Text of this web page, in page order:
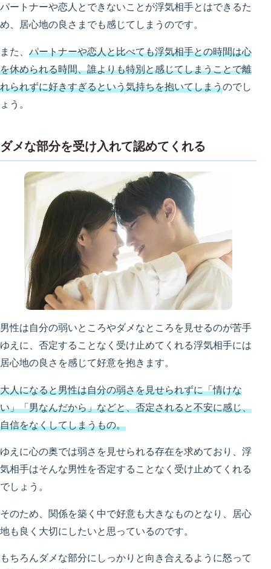
パートナーや恋人とできないことが浮気相手とはできるた
め、居心地の良さまでも感じてしまうのです。
また、 パートナーや恋人と比べても浮気相手との時間は心
を休められる時間、誰よりも特別と感じてしまうことで離
れられずに好きすぎるという気持ちを抱いてしまうのでし
ょう。
ダメな部分を受け入れて認めてくれる
男性は自分の弱いところやダメなところを見せるのが苦手
ゆえに、否定することなく受け止めてくれる浮気相手には
居心地の良さを感じて好意を抱きます。
大人になると男性は自分の弱さを見せられずに「情けな
い」「男なんだから」などと、否定されると不安に感じ、
自信をなくしてしまうもの。
ゆえに心の奥では弱さを見せられる存在を求めており、浮
気相手はそんな男性を否定することなく受け止めてくれる
でしょう。
そのため、関係を築く中で好意も大きなものとなり、居心
地も良く大切にしたいと思っているのです。
もちろんダメな部分にしっかりと向き合えるように怒って